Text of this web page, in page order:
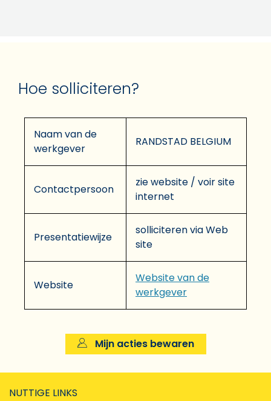
Hoe solliciteren?
Naam van de
werkgever
RANDSTAD BELGIUM
Contactpersoon
zie website / voir site
internet
Presentatiewijze
solliciteren via Web
site
Website
Website van de
werkgever
Mijn acties bewaren
NUTTIGE LINKS